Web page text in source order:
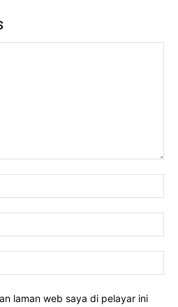
laman web saya di pelayar ini